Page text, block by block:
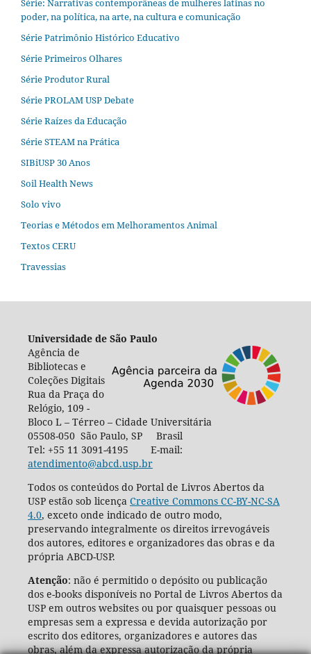
Série: Narrativas contemporâneas de mulheres latinas no
poder, na política, na arte, na cultura e comunicação
Série Patrimônio Histórico Educativo
Série Primeiros Olhares
Série Produtor Rural
Série PROLAM USP Debate
Série Raízes da Educação
Série STEAM na Prática
SIBiUSP 30 Anos
Soil Health News
Solo vivo
Teorias e Métodos em Melhoramentos Animal
Textos CERU
Travessias
Universidade de São Paulo
Agência de
Bibliotecas e
Coleções Digitais
Rua da Praça do
Relógio, 109 -
Bloco L – Térreo – Cidade Universitária
05508-050 São Paulo, SP Brasil
Tel: +55 11 3091-4195 E-mail:
atendimento@abcd.usp.br
Todos os conteúdos do Portal de Livros Abertos da
USP estão sob licença Creative Commons CC-BY-NC-SA
4.0, exceto onde indicado de outro modo,
preservando integralmente os direitos irrevogáveis
dos autores, editores e organizadores das obras e da
própria ABCD-USP.
Atenção: não é permitido o depósito ou publicação
dos e-books disponíveis no Portal de Livros Abertos da
USP em outros websites ou por quaisquer pessoas ou
empresas sem a expressa e devida autorização por
escrito dos editores, organizadores e autores das
obras, além da expressa autorização da própria